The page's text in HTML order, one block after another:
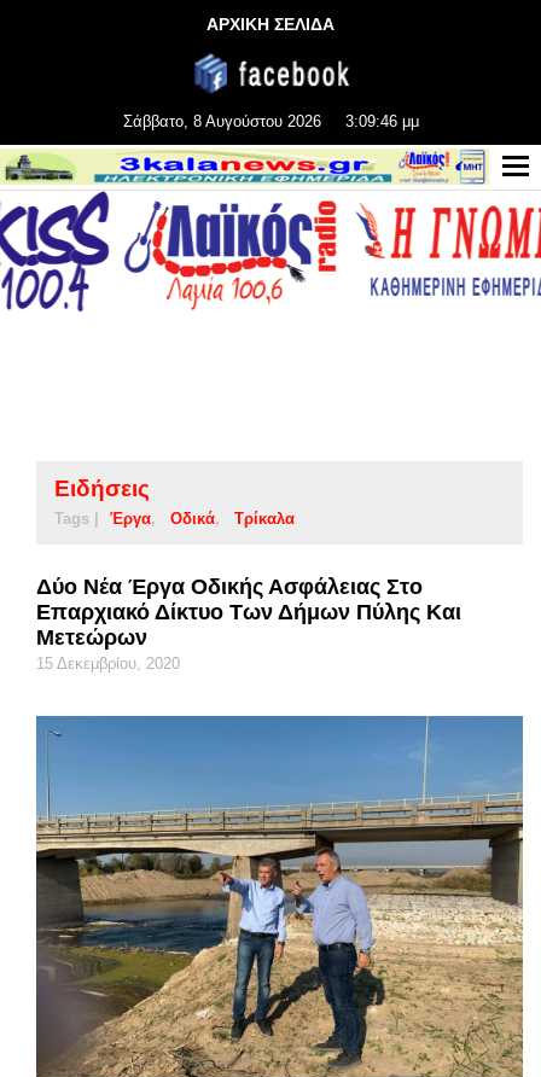
ΑΡΧΙΚΗ ΣΕΛΙΔΑ
Σάββατο, 8 Αυγούστου 2026 3:09:47 μμ
Ειδήσεις
Tags | Έργα Οδικά Τρίκαλα
Δύο Νέα Έργα Οδικής Ασφάλειας Στο
Επαρχιακό Δίκτυο Των Δήμων Πύλης Και
Μετεώρων
15 Δεκεμβρίου, 2020